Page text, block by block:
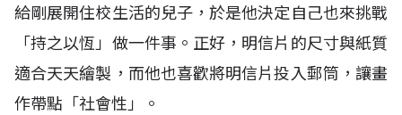
給剛展開住校生活的兒子，於是他決定自己也來挑戰
「持之以恆」做一件事。正好，明信片的尺寸與紙質
適合天天繪製，而他也喜歡將明信片投入郵筒，讓畫
作帶點「社會性」。